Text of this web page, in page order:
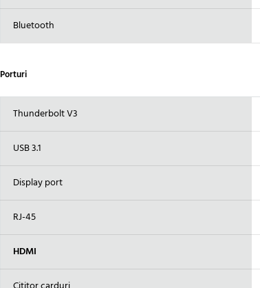
Bluetooth
Porturi
Thunderbolt V3
USB 3.1
Display port
RJ-45
HDMI